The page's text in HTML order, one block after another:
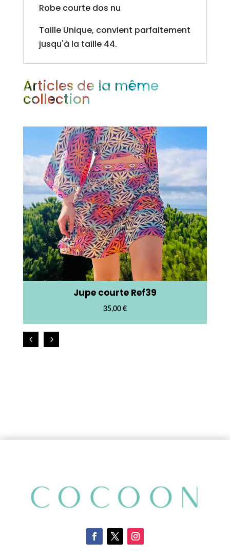
Robe courte dos nu
Taille Unique, convient parfaitement
jusqu'à la taille 44.
Articles de la même
collection
Jupe courte Ref39
35,00 €